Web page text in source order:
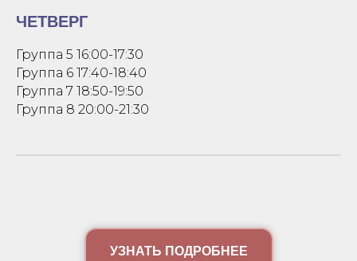
ЧЕТВЕРГ
Группа 5 16:00-17:30
Группа 6 17:40-18:40
Группа 7 18:50-19:50
Группа 8 20:00-21:30
УЗНАТЬ ПОДРОБНЕЕ